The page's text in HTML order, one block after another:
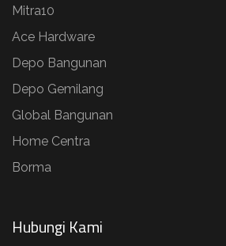
Mitra10
Ace Hardware
Depo Bangunan
Depo Gemilang
Global Bangunan
Home Centra
Borma
Hubungi Kami​